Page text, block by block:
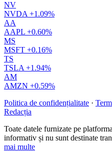
NV
NVDA +1.09%
AA
AAPL +0.60%
MS
MSFT +0.16%
TS
TSLA +1.94%
AM
AMZN +0.59%
Politica de confidențialitate ·
Redacția
Toate datele furnizate pe
informativ și nu sunt destinate
mai multe